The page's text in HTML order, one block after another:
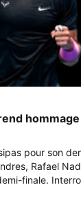
pour son
Rafael
finale.